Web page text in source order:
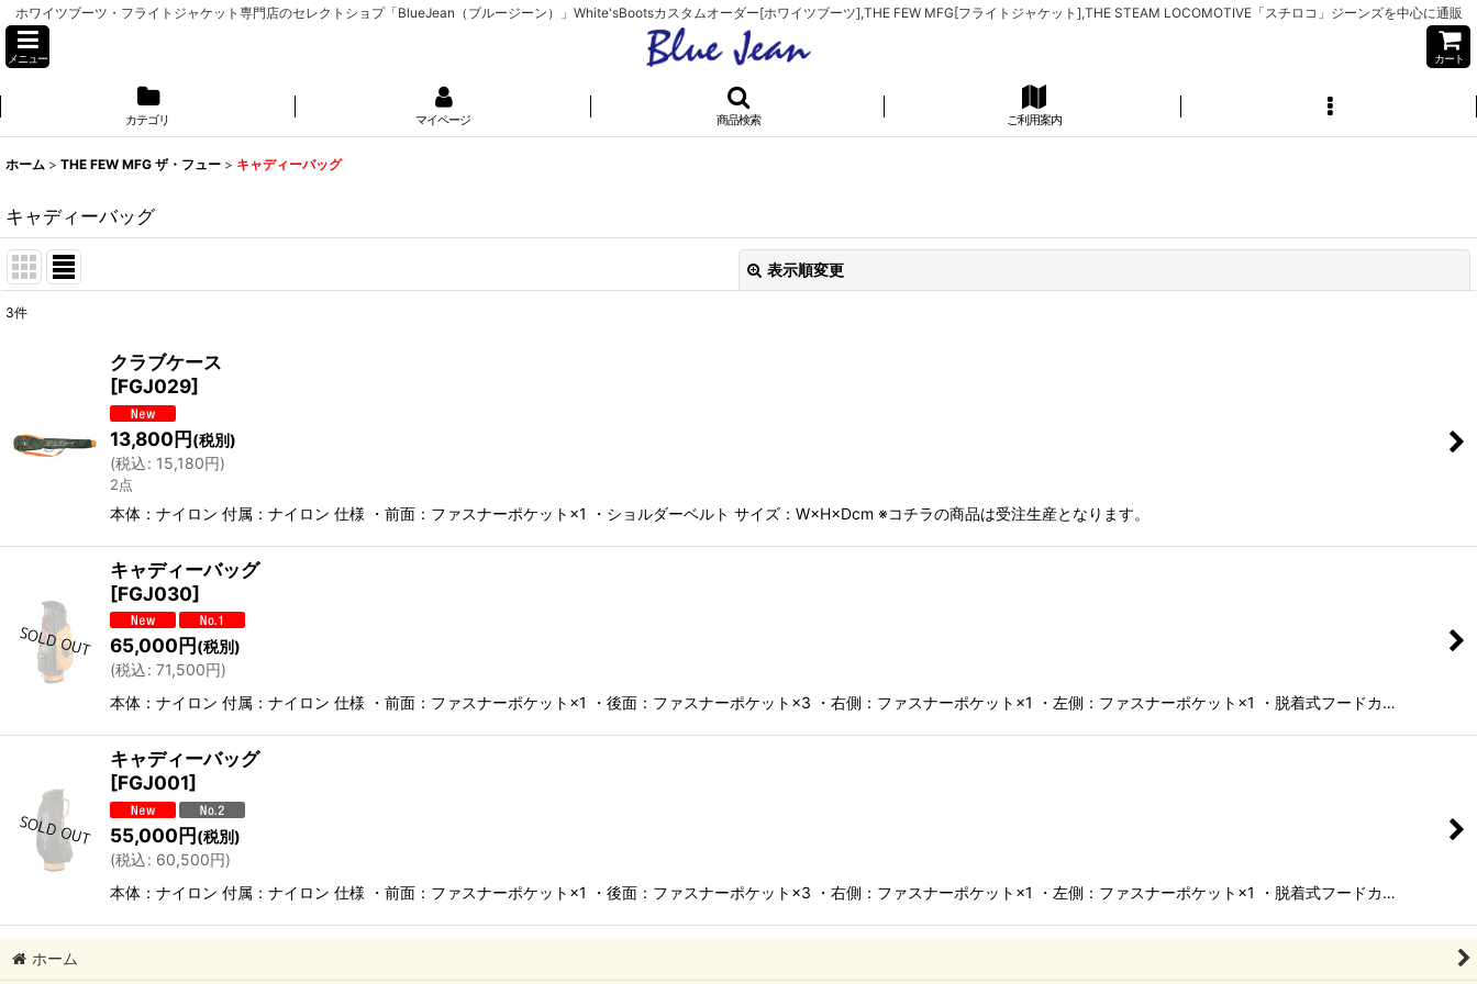
ホワイツブーツ・フライトジャケット専門店のセレクトショプ「BlueJean（ブルージーン）」White'sBootsカスタムオーダー[ホワイツブーツ],THE FEW MFG[フライトジャケット],THE STEAM LOCOMOTIVE「スチロコ」ジーンズを中心に通販
メニュー カート
カテゴリ マイページ 商品検索 ご利用案内
ホーム > THE FEW MFG ザ・フュー > キャディーバッグ
キャディーバッグ
表示順変更
3件
クラブケース
[FGJ029]
13,800円(税別)
(税込: 15,180円)
2点
本体：ナイロン 付属：ナイロン 仕様 ・前面：ファスナーポケット×1 ・ショルダーベルト サイズ：W×H×Dcm ※コチラの商品は受注生産となります。
キャディーバッグ
[FGJ030]
65,000円(税別)
(税込: 71,500円)
本体：ナイロン 付属：ナイロン 仕様 ・前面：ファスナーポケット×1 ・後面：ファスナーポケット×3 ・右側：ファスナーポケット×1 ・左側：ファスナーポケット×1 ・脱着式フードカ…
キャディーバッグ
[FGJ001]
55,000円(税別)
(税込: 60,500円)
本体：ナイロン 付属：ナイロン 仕様 ・前面：ファスナーポケット×1 ・後面：ファスナーポケット×3 ・右側：ファスナーポケット×1 ・左側：ファスナーポケット×1 ・脱着式フードカ…
ホーム